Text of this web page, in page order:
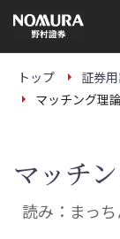
の
ー
トップ 証券
マッチング理論
マッチ
読み：まっ